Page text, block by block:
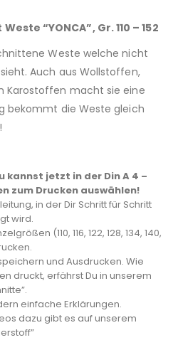
“YONCA”, Gr. 110 – 152
Weste welche nicht
Auch aus Wollstoffen,
Karostoffen macht sie eine
bekommt die Weste gleich
Du kannst jetzt in der Din A 4 –
zum Drucken auswählen!
in der Dir Schritt für Schritt
wird.
(110, 116, 122, 128, 134, 140,
und Ausdrucken. Wie
druckt, erfährst Du in unserem
einfache Erklärungen.
dazu gibt es auf unserem